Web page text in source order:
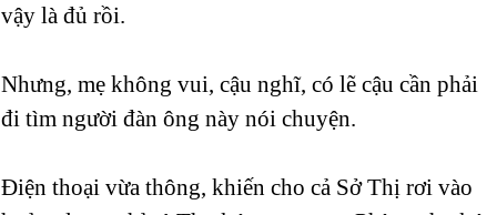
vậy là đủ rồi.
Nhưng, mẹ không vui, cậu nghĩ, có lẽ cậu cần phải
đi tìm người đàn ông này nói chuyện.
Điện thoại vừa thông, khiến cho cả Sở Thị rơi vào